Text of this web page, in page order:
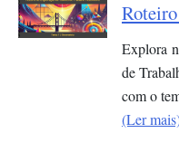
Explora
de
com o
(Ler